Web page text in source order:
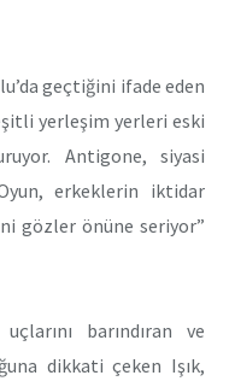
geçtiğini ifade eden
yerleşim yerleri eski
Antigone, siyasi
erkeklerin iktidar
gözler önüne seriyor”
barındıran ve
dikkati çeken Işık,